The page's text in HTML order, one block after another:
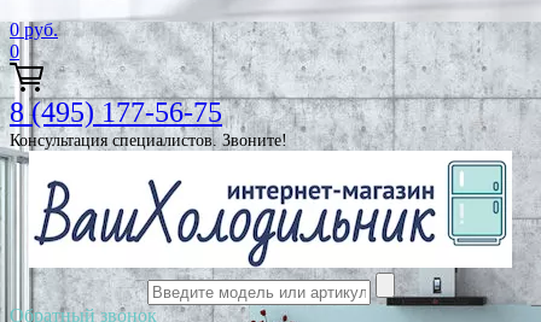
0 руб.
0
8 (495) 177-56-75
Консультация специалистов. Звоните!
Обратный звонок